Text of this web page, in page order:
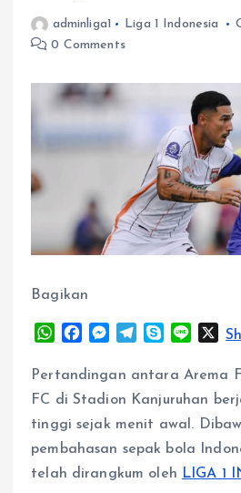
adminliga1 Liga 1 Indonesia
0 Comments
Bagikan
W
a
A
p
p
c
e
o
o
k
M
s
n
g
e
T
l
e
r
a
m
y
n
X
Pertandingan antara Arema
FC di Stadion Kanjuruhan
tinggi sejak menit awal.
pembahasan sepak bola
telah dirangkum oleh LIGA 1